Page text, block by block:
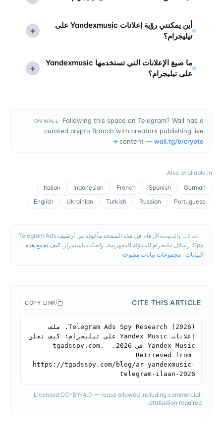
أين يمكنني رؤية إعلانات Yandexmusic على
تيليجرام؟
+
ما صيغ الإعلانات التي تستخدمها Yandexmusic
على تيليجرام؟
+
ON WALL
Following this space on Telegram? Wall has a
curated crypto Branch with creators publishing live
content — wall.tg/b/crypto
→
Also available in
:
German
Spanish
French
Indonesian
Italian
Portuguese
Russian
Turkish
Ukrainian
English
البيانات والمنهجية
الأرقام في هذه الصفحة مأخوذة من أرشيف Telegram Ads
Spy: رسائل تيليجرام المموّلة المفهرسة، وتُحدَّث باستمرار.
كيف نجمع هذه
البيانات · مجموعات بيانات مفتوحة
CITE THIS ARTICLE
COPY LINK
Telegram Ads Spy Research (2026). ملف
Yandex Music في 2026. tgadsspy.com.
Retrieved from
https://tgadsspy.com/blog/ar-yandexmusic-
telegram-ilaan-2026
Licensed CC-BY-4.0 — reuse allowed including commercial,
attribution required.